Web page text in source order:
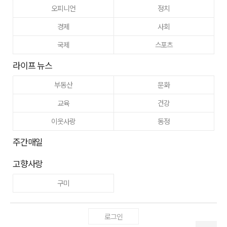
오피니언
정치
경제
사회
국제
스포츠
라이프 뉴스
부동산
문화
교육
건강
이웃사랑
동정
주간매일
고향사랑
구미
로그인